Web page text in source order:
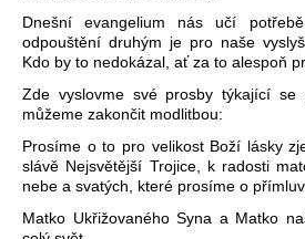
Dnešní evangelium nás učí
odpouštění druhým je pro naše
Kdo by to nedokázal, ať za to alespoň
Zde vyslovme své prosby týkající se
můžeme zakončit modlitbou:
Prosíme o to pro velikost Boží lásky
slávě Nejsvětější Trojice, k radosti
nebe a svatých, které prosíme o
Matko Ukřižovaného Syna a Matko